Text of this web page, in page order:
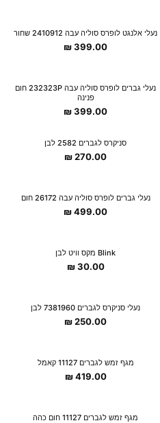
New Collection
נעלי אלנגט לופרס סוליה עבה 2410912 שחור
399.00
₪
New Collection
נעלי גברים לופרס סוליה עבה 232323P חום
פנינה
399.00
₪
New Collection
סניקרס לגברים 2582 לבן
270.00
₪
New Collection
נעלי גברים לופרס סוליה עבה 26172 חום
499.00
₪
New Collection
Blink מקס וויט לבן
30.00
₪
נעלי סניקרס לגברים 7381960 לבן
250.00
₪
מגף זמש לגברים 11127 קאמל
419.00
₪
מגף זמש לגברים 11127 חום כהה